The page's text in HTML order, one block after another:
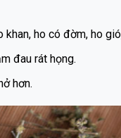
khan, ho có
giảm đau rát
hơn.